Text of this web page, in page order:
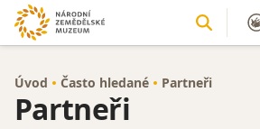
Úvod Často hledané Partneři
Partneři